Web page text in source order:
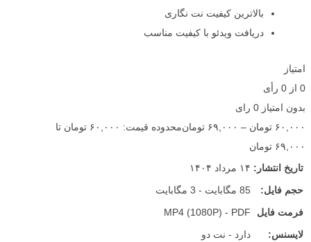
بالاترین کیفیت نت نگاری
دریافت ویدئو با کیفیت مناسب
امتیاز
0 از 0 رأی
بدون امتیاز 0 رای
۶۰,۰۰۰ تومان – ۶۹,۰۰۰ تومان
محدوده قیمت: ۶۰,۰۰۰ تومان تا
۶۹,۰۰۰ تومان
تاریخ انتشار: ۱۴ مرداد ۱۴۰۴
حجم فایل:
85 مگابایت - 3 مگابایت
فرمت فایل
MP4 (1080P) - PDF
لایسنس:
دارد - نت دو